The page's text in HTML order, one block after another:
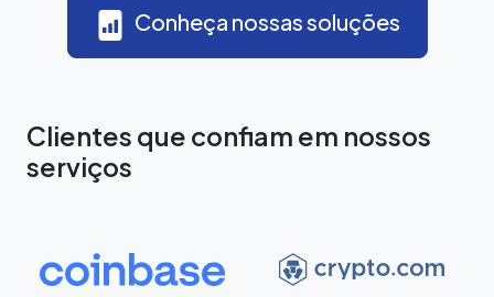
Conheça nossas soluções
Clientes que confiam em nossos
serviços